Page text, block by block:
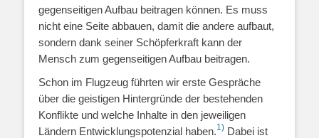
gegenseitigen Aufbau beitragen können. Es muss
nicht eine Seite abbauen, damit die andere aufbaut,
sondern dank seiner Schöpferkraft kann der
Mensch zum gegenseitigen Aufbau beitragen.
Schon im Flugzeug führten wir erste Gespräche
über die geistigen Hintergründe der bestehenden
Konflikte und welche Inhalte in den jeweiligen
Ländern Entwicklungspotenzial haben.1) Dabei ist